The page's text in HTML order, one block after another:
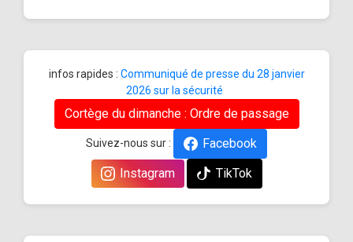
infos rapides : Communiqué de presse du 28 janvier
2026 sur la sécurité
Cortège du dimanche : Ordre de passage
Suivez-nous sur :
Facebook
Instagram
TikTok